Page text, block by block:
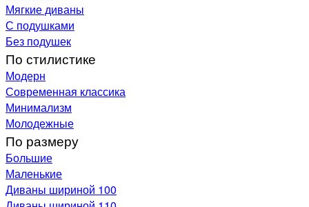
Мягкие диваны
С подушками
Без подушек
По стилистике
Модерн
Современная классика
Минимализм
Молодежные
По размеру
Большие
Маленькие
Диваны шириной 100